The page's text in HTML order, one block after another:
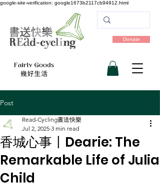
google-site-verification: google1673b2117cb94912.html
Donate
Post
香城心事〡Dearie: The
Remarkable Life of Julia
Child
Read-Cycling書送快樂
Jul 2, 2025 3 min read